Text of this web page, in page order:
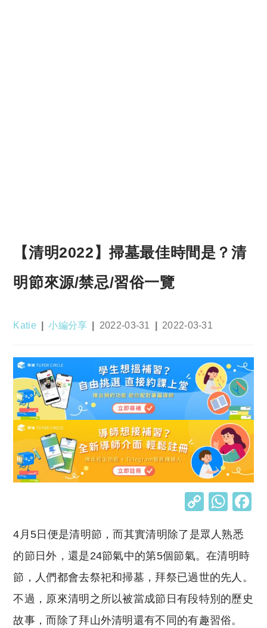
【清明2022】掃墓最佳時間是？清
明節來源/禁忌/習俗一覽
Post
Katie
Post
小編分享
Post
2022-03-31
Post
2022-03-31
C
p
y
Li
n
k
W
at
s
A
p
4月5日便是清明節，而其實清明除了是眾人熟悉
的節日外，還是24節氣中的第5個節氣。在清明時
節，人們都會去祭祀和掃墓，拜祭已過世的先人。
不過，原來清明之所以被當成節日有段特別的歷史
故事，而除了拜山外清明還有不同的有趣習俗。